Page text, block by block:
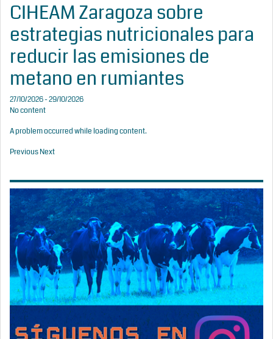
CIHEAM Zaragoza sobre
estrategias nutricionales para
reducir las emisiones de
metano en rumiantes
27/10/2026 - 29/10/2026
No content
A problem occurred while loading content.
PreviousNext